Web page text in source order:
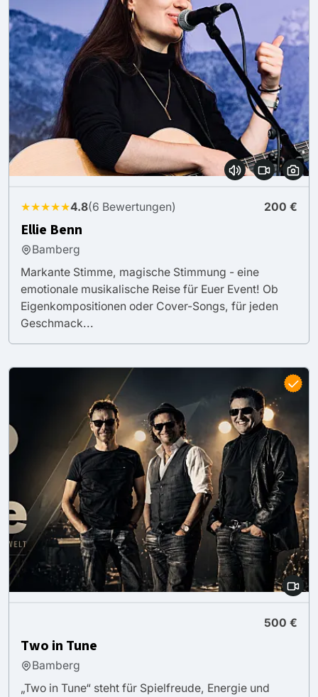
★★★★★4.8(6 Bewertungen) 200 €
Ellie Benn
Bamberg
Markante Stimme, magische Stimmung - eine
emotionale musikalische Reise für Euer Event! Ob
Eigenkompositionen oder Cover-Songs, für jeden
Geschmack...
500 €
Two in Tune
Bamberg
„Two in Tune“ steht für Spielfreude, Energie und